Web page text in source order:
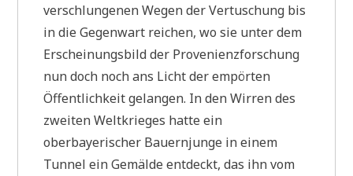
verschlungenen Wegen der Vertuschung bis
in die Gegenwart reichen, wo sie unter dem
Erscheinungsbild der Provenienzforschung
nun doch noch ans Licht der empörten
Öffentlichkeit gelangen. In den Wirren des
zweiten Weltkrieges hatte ein
oberbayerischer Bauernjunge in einem
Tunnel ein Gemälde entdeckt, das ihn vom